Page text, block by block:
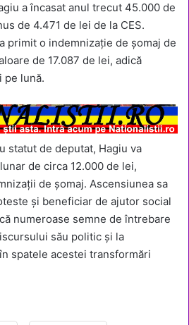
a încasat anul trecut 45.000 de
de 4.471 de lei de la CES.
primit o indemnizație de șomaj de
de 17.087 de lei, adică
pe lună.
statut de deputat, Hagiu va
de circa 12.000 de lei,
de șomaj. Ascensiunea sa
și beneficiar de ajutor social
numeroase semne de întrebare
său politic și la
spatele acestei transformări